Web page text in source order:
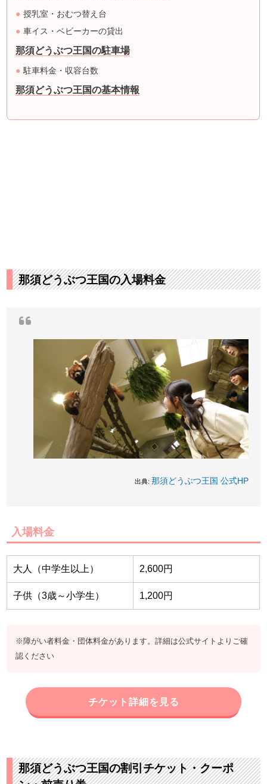
授乳室・おむつ替え台
車イス・ベビーカーの貸出
那須どうぶつ王国の駐車場
駐車料金・収容台数
那須どうぶつ王国の基本情報
那須どうぶつ王国の入場料金
出典: 那須どうぶつ王国 公式HP
入場料金
大人（中学生以上） 2,600円
子供（3歳～小学生） 1,200円
※障がい者料金・団体料金があります。詳細は公式サイトよりご確
認ください
チケット詳細を見る
那須どうぶつ王国の割引チケット・クーポ